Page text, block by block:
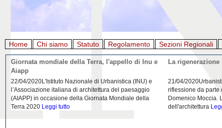
Home Chi siamo Statuto Regolamento Sezioni Regionali
Giornata mondiale della Terra, l'appello di Inu e
Aiapp
22/04/2020L'Istituto Nazionale di Urbanistica (INU) e
l’Associazione italiana di architettura del paesaggio
(AIAPP) in occasione della Giornata Mondiale della
Terra 2020 Leggi tutto
La
21/04/
riflessione da parte
Domenico Moccia.
dell'architettura